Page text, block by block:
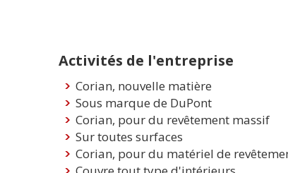
Activités de l'entreprise
Corian, nouvelle matière
Sous marque de DuPont
Corian, pour du revêtement massif
Sur toutes surfaces
Corian, pour du matériel de